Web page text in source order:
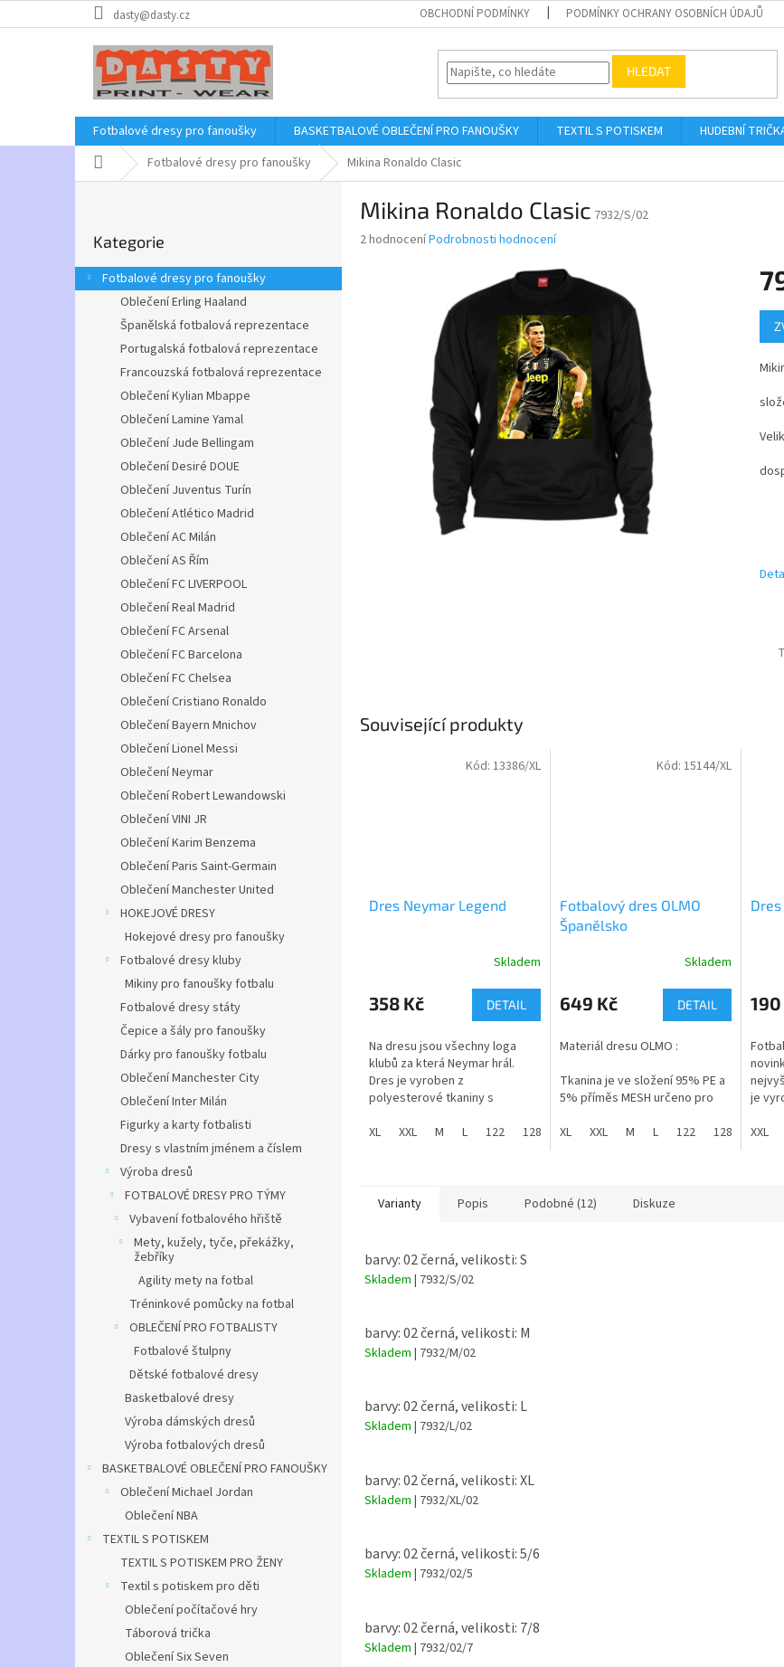
na
dasty@dasty.cz OBCHODNÍ PODMÍNKY PODMÍNKY OCHRANY OSOBNÍCH ÚDAJŮ
HLEDAT
Fotbalové dresy pro fanoušky BASKETBALOVÉ OBLEČENÍ PRO FANOUŠKY TEXTIL S POTISKEM HUDEBNÍ
Domů Fotbalové dresy pro fanoušky Mikina Ronaldo Clasic
r
a
kategorie
Kategorie
Fotbalové dresy pro fanoušky
Oblečení Erling Haaland
Španělská fotbalová reprezentace
Portugalská fotbalová reprezentace
Francouzská fotbalová reprezentace
Oblečení Kylian Mbappe
Oblečení Lamine Yamal
Oblečení Jude Bellingam
Oblečení Desiré DOUE
Oblečení Juventus Turín
Oblečení Atlético Madrid
Oblečení AC Milán
Oblečení AS Řím
Oblečení FC LIVERPOOL
Oblečení Real Madrid
Oblečení FC Arsenal
Oblečení FC Barcelona
Oblečení FC Chelsea
Oblečení Cristiano Ronaldo
Oblečení Bayern Mnichov
Oblečení Lionel Messi
Oblečení Neymar
Oblečení Robert Lewandowski
Oblečení VINI JR
Oblečení Karim Benzema
Oblečení Paris Saint-Germain
Oblečení Manchester United
HOKEJOVÉ DRESY
Hokejové dresy pro fanoušky
Fotbalové dresy kluby
Mikiny pro fanoušky fotbalu
Fotbalové dresy státy
Čepice a šály pro fanoušky
Dárky pro fanoušky fotbalu
Oblečení Manchester City
Oblečení Inter Milán
Figurky a karty fotbalisti
Dresy s vlastním jménem a číslem
Výroba dresů
FOTBALOVÉ DRESY PRO TÝMY
Vybavení fotbalového hřiště
Mety, kužely, tyče, překážky,
žebříky
Agility mety na fotbal
Tréninkové pomůcky na fotbal
OBLEČENÍ PRO FOTBALISTY
Fotbalové štulpny
Dětské fotbalové dresy
Basketbalové dresy
Výroba dámských dresů
Výroba fotbalových dresů
BASKETBALOVÉ OBLEČENÍ PRO FANOUŠKY
Oblečení Michael Jordan
Oblečení NBA
TEXTIL S POTISKEM
TEXTIL S POTISKEM PRO ŽENY
Textil s potiskem pro děti
Oblečení počítačové hry
Táborová trička
Oblečení Six Seven
Mikina Ronaldo Clasic 7932/S/02
Průměrné
2 hodnoceníPodrobnosti hodnocení
Související produkty
Dres Neymar Legend
produktu
je
z
5
hvězdiček.
Skladem
358 Kč DETAIL
Na dresu jsou všechny loga
klubů za která Neymar hrál.
Dres je vyroben z
polyesterové tkaniny s
Mesh, která
při slavnostních příležitostech.
a velikosti dospělé od S do
XXL.
XL XXL M L 122 128 134 140 152 158 164
Kód: 13386/XL
Fotbalový dres OLMO
Španělsko
produktu
je
z
hvězdiček.
Skladem
649 Kč DETAIL
Materiál dresu OLMO :
Tkanina je ve složení 95% PE a
5% příměs MESH určeno pro
potu.
reprezentuje ŠPANĚLSKOU
XL XXL M L 122 128 134
Kód: 15144/XL
je
z
5
190
je
látky
XXL
Varianty Popis Podobné (12) Diskuze
barvy: 02 černá, velikosti: S
Skladem | 7932/S/02
barvy: 02 černá, velikosti: M
Skladem | 7932/M/02
barvy: 02 černá, velikosti: L
Skladem | 7932/L/02
barvy: 02 černá, velikosti: XL
Skladem | 7932/XL/02
barvy: 02 černá, velikosti: 5/6
Skladem | 7932/02/5
barvy: 02 černá, velikosti: 7/8
Skladem | 7932/02/7